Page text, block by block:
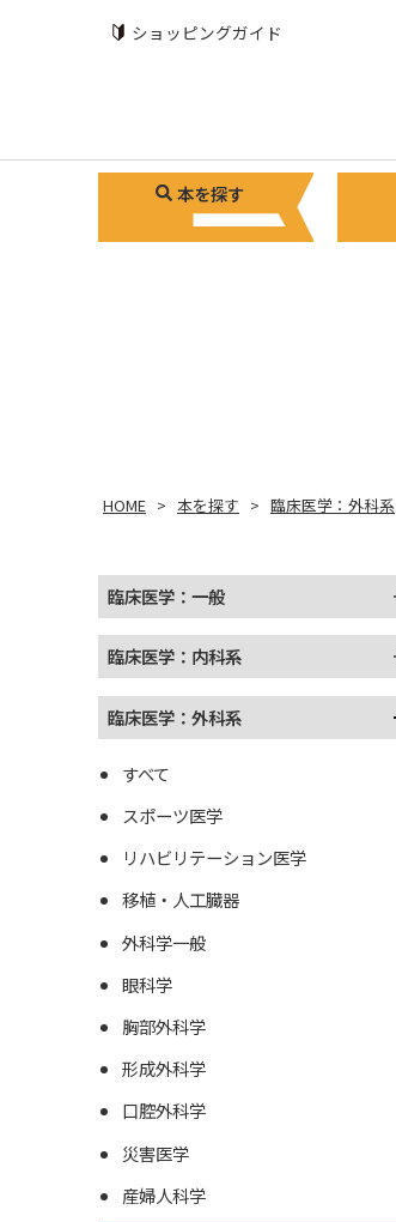
ショッピングガイド
本を探す
HOME 本を探す 臨床医学：外科系
臨床医学：一般
臨床医学：内科系
臨床医学：外科系
すべて
スポーツ医学
リハビリテーション医学
移植・人工臓器
外科学一般
眼科学
胸部外科学
形成外科学
口腔外科学
災害医学
産婦人科学